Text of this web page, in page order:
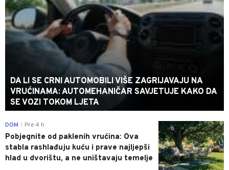
DA LI SE CRNI AUTOMOBILI VIŠE ZAGRIJAVAJU NA
VRUĆINAMA: AUTOMEHANIČAR SAVJETUJE KAKO DA
SE VOZI TOKOM LJETA
0
DOM Pre 4 h
Pobjegnite od paklenih vrućina: Ova
stabla rashlađuju kuću i prave najljepši
hlad u dvorištu, a ne uništavaju temelje